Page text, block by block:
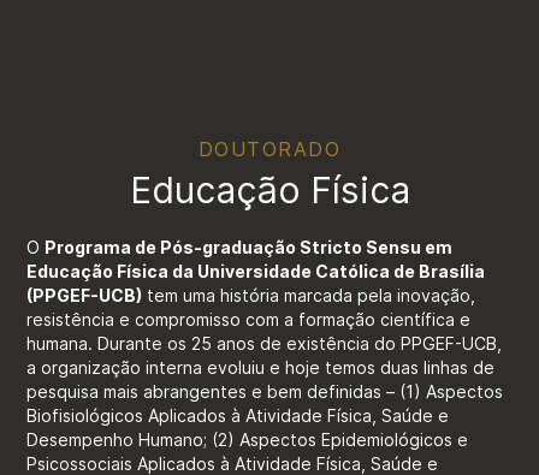
DOUTORADO
Educação Física
O Programa de Pós-graduação Stricto Sensu em
Educação Física da Universidade Católica de Brasília
(PPGEF-UCB) tem uma história marcada pela inovação,
resistência e compromisso com a formação científica e
humana. Durante os 25 anos de existência do PPGEF-UCB,
a organização interna evoluiu e hoje temos duas linhas de
pesquisa mais abrangentes e bem definidas – (1) Aspectos
Biofisiológicos Aplicados à Atividade Física, Saúde e
Desempenho Humano; (2) Aspectos Epidemiológicos e
Psicossociais Aplicados à Atividade Física, Saúde e